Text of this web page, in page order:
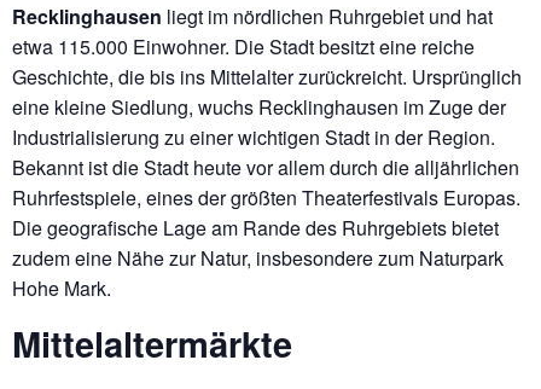
Recklinghausen liegt im nördlichen Ruhrgebiet und hat
etwa 115.000 Einwohner. Die Stadt besitzt eine reiche
Geschichte, die bis ins Mittelalter zurückreicht. Ursprünglich
eine kleine Siedlung, wuchs Recklinghausen im Zuge der
Industrialisierung zu einer wichtigen Stadt in der Region.
Bekannt ist die Stadt heute vor allem durch die alljährlichen
Ruhrfestspiele, eines der größten Theaterfestivals Europas.
Die geografische Lage am Rande des Ruhrgebiets bietet
zudem eine Nähe zur Natur, insbesondere zum Naturpark
Hohe Mark.
Mittelaltermärkte